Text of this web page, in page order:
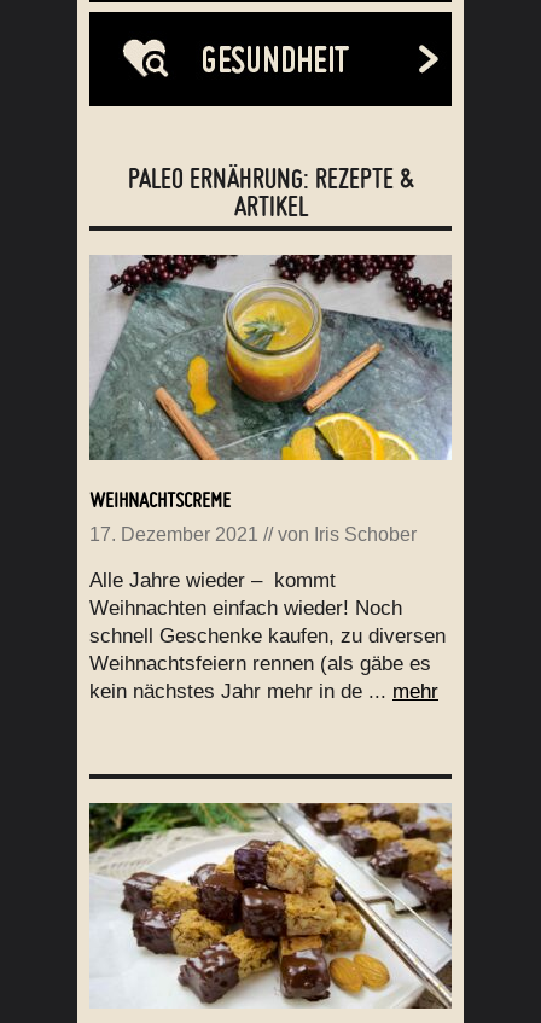
PALEO ERNÄHRUNG: REZEPTE &
ARTIKEL
WEIHNACHTSCREME
17. Dezember 2021 // von Iris Schober
Alle Jahre wieder – kommt
Weihnachten einfach wieder! Noch
schnell Geschenke kaufen, zu diversen
Weihnachtsfeiern rennen (als gäbe es
kein nächstes Jahr mehr in de ... mehr